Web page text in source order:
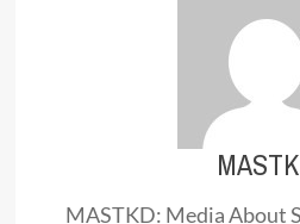
MASTKD: Media About